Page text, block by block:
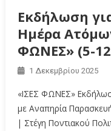
Εκδήλωση
Ημέρα
ΦΩΝΕΣ» (5-
1 Δεκεμβρίου 2025
«ΙΣΕΣ ΦΩΝΕΣ»
με Αναπηρία
| Στέγη Ποντιακού